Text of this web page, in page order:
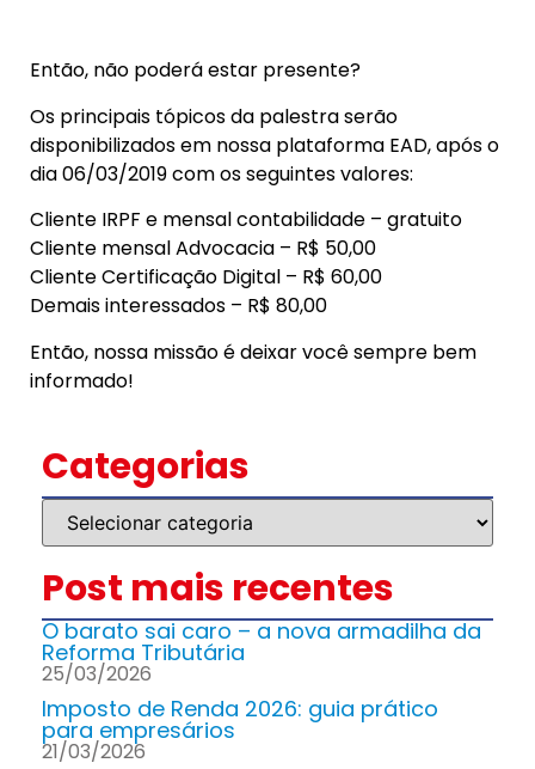
Então, não poderá estar presente?
Os principais tópicos da palestra serão
disponibilizados em nossa plataforma EAD, após o
dia 06/03/2019 com os seguintes valores:
Cliente IRPF e mensal contabilidade – gratuito
Cliente mensal Advocacia – R$ 50,00
Cliente Certificação Digital – R$ 60,00
Demais interessados – R$ 80,00
Então, nossa missão é deixar você sempre bem
informado!
Categorias
Post mais recentes
O barato sai caro – a nova armadilha da
Reforma Tributária
25/03/2026
Imposto de Renda 2026: guia prático
para empresários
21/03/2026